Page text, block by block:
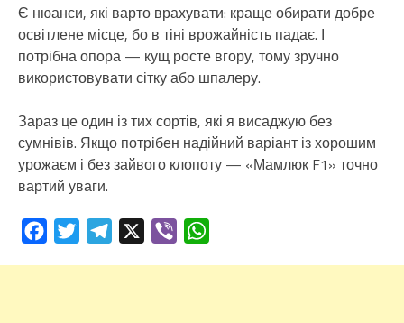
Є нюанси, які варто врахувати: краще обирати добре
освітлене місце, бо в тіні врожайність падає. І
потрібна опора — кущ росте вгору, тому зручно
використовувати сітку або шпалеру.
Зараз це один із тих сортів, які я висаджую без
сумнівів. Якщо потрібен надійний варіант із хорошим
урожаєм і без зайвого клопоту — «Мамлюк F1» точно
вартий уваги.
FacebookTwitterTelegram Viber